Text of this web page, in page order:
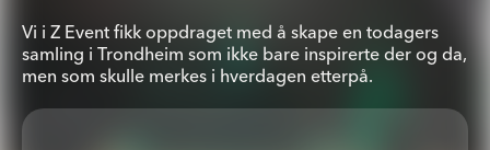
Vi i Z Event fikk oppdraget med å skape en todagers
samling i Trondheim som ikke bare inspirerte der og da,
men som skulle merkes i hverdagen etterpå.